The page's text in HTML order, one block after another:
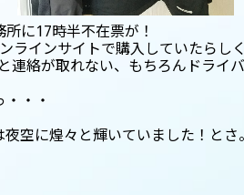
に17時半不在票が！
ラインサイトで購入していたらし
絡が取れない、もちろんドライ
・・
空に煌々と輝いていました！とさ